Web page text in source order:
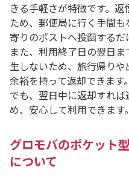
きる手軽さが特徴です。
ため、郵便局に行く手間
寄りのポストへ投函するだ
また、利用終了日の翌日
生しないため、旅行帰りや
余裕を持って返却できま
でも、翌日中に返却すれ
め、安心して利用できます。
グロモバのポケット
について